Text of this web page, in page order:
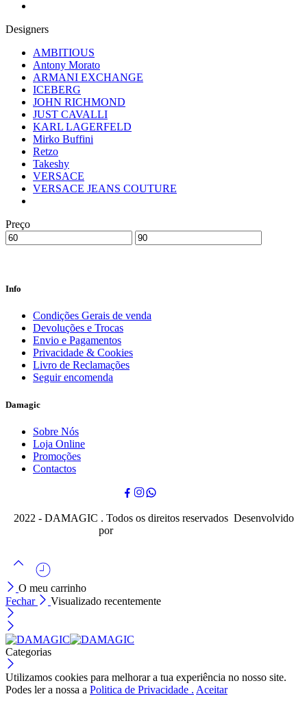
Designers
AMBITIOUS
Antony Morato
ARMANI EXCHANGE
ICEBERG
JOHN RICHMOND
JUST CAVALLI
KARL LAGERFELD
Mirko Buffini
Retzo
Takeshy
VERSACE
VERSACE JEANS COUTURE
Preço
Info
Condições Gerais de venda
Devoluções e Trocas
Envio e Pagamentos
Privacidade & Cookies
Livro de Reclamações
Seguir encomenda
Damagic
Sobre Nós
Loja Online
Promoções
Contactos
2022 - DAMAGIC . Todos os direitos reservados Desenvolvido
por
O meu carrinho
Fechar
Visualizado recentemente
Categorias
Utilizamos cookies para melhorar a tua experiência no nosso site.
Podes ler a nossa a Politica de Privacidade . Aceitar